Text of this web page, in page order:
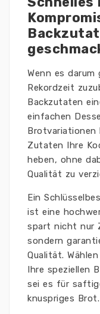
Wenn es
Rekordzeit
Backzutaten
einfachen
Brotvariationen
Zutaten Ihre
heben, ohne
Qualität zu
Ein
ist eine
spart nicht nur
sondern
Qualität.
Ihre speziellen
sei es für
knuspriges Brot.